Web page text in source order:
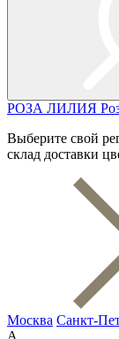
РОЗА ЛИЛИЯ
Выберите свой
склад доставки
Москва Санкт-
А